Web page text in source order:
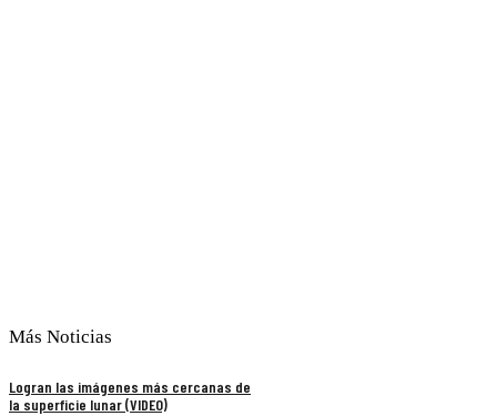
Más Noticias
Logran las imágenes más cercanas de
la superficie lunar (VIDEO)